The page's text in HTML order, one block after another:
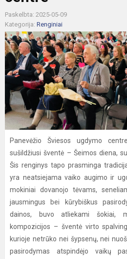
Paskelbta: 2025-05-09
Kategorija: Renginiai
Panevėžio Šviesos ugdymo
sušildžiusi šventė – Šeimos diena,
Šis renginys tapo prasminga
yra neatsiejama vaiko augimo ir
mokiniai dovanojo tėvams,
jausmingus bei kūrybiškus
dainos, buvo atliekami šokiai,
kompozicijos – šventė virto
kurioje netrūko nei šypsenų, nei
pasirodymas atspindėjo vaikų